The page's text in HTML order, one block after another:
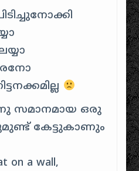
സമാനമായ ഒരു
കേട്ടുകാണും
on a wall,